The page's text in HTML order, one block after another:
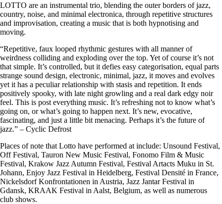
LOTTO are an instrumental trio, blending the outer borders of jazz,
country, noise, and minimal electronica, through repetitive structures
and improvisation, creating a music that is both hypnotising and
moving.
“Repetitive, faux looped rhythmic gestures with all manner of
weirdness colliding and exploding over the top. Yet of course it’s not
that simple. It’s controlled, but it defies easy categorisation, equal parts
strange sound design, electronic, minimal, jazz, it moves and evolves
yet it has a peculiar relationship with stasis and repetition. It ends
positively spooky, with late night growling and a real dark edgy noir
feel. This is post everything music. It’s refreshing not to know what’s
going on, or what’s going to happen next. It’s new, evocative,
fascinating, and just a little bit menacing. Perhaps it’s the future of
jazz.” – Cyclic Defrost
Places of note that Lotto have performed at include: Unsound Festival,
Off Festival, Tauron New Music Festival, Fonomo Film & Music
Festival, Krakow Jazz Autumn Festival, Festival Artacts Muku in St.
Johann, Enjoy Jazz Festival in Heidelberg, Festival Densité in France,
Nickelsdorf Konfrontationen in Austria, Jazz Jantar Festival in
Gdansk, KRAAK Festival in Aalst, Belgium, as well as numerous
club shows.